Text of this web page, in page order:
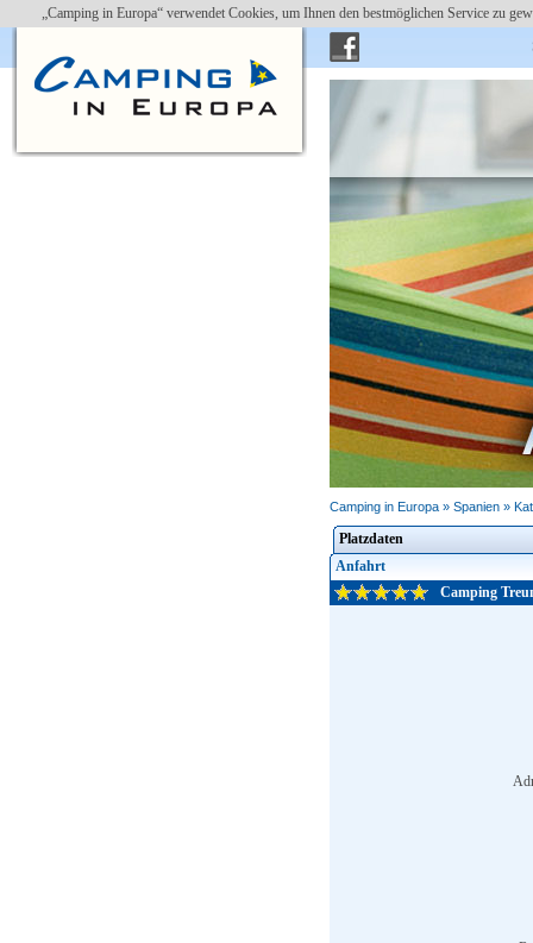
„Camping in Europa“ verwendet Cookies, um Ihnen den bestmöglichen Service zu
Camping in Europa » Spanien »
Platzdaten
Anfahrt
Camping